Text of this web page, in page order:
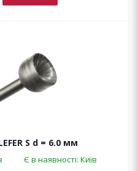
S d = 6.0 мм
Є в наявності: Київ